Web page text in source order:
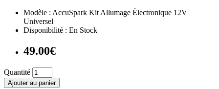
Modèle : AccuSpark Kit Allumage Électronique 12V
Universel
Disponibilité : En Stock
49.00€
Quantité
Ajouter au panier